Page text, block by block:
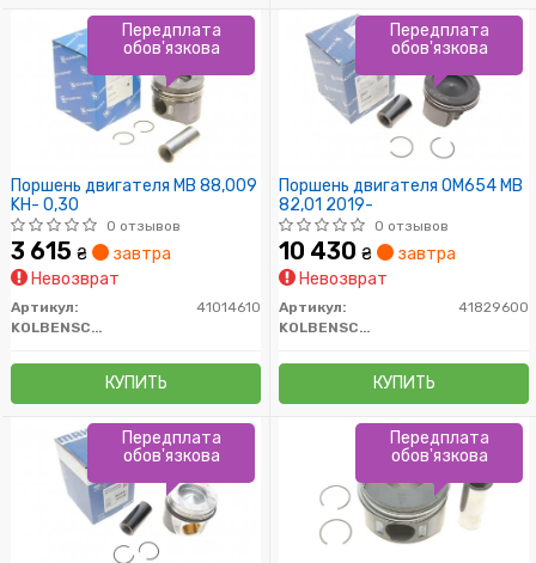
Поршень двигателя MB 88,009
KH- 0,30
0 отзывов
3 615 ₴
завтра
Невозврат
Артикул:
41014610
KOLBENSCHMIDT
КУПИТЬ
Передплата
обов'язкова
Поршень двигателя OM654 MB
82,01 2019-
0 отзывов
10 430 ₴
завтра
Невозврат
Артикул:
41829600
KOLBENSCHMIDT
КУПИТЬ
Передплата
обов'язкова
Передплата
обов'язкова
Передплата
обов'язкова